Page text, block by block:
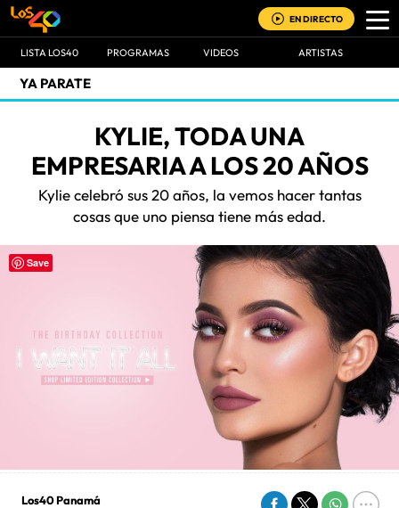
EN DIRECTO
LISTA LOS40 PROGRAMAS VIDEOS ARTISTAS
YA PARATE
KYLIE, TODA UNA
EMPRESARIA A LOS 20 AÑOS
Kylie celebró sus 20 años, la vemos hacer tantas
cosas que uno piensa tiene más edad.
Los40 Panamá
Save